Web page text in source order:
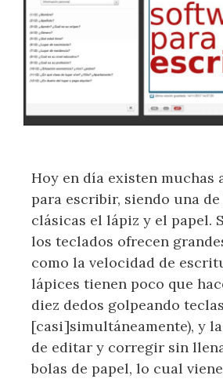
Hoy en día existen muchas
para escribir, siendo una de
clásicas el lápiz y el papel.
los teclados ofrecen
como la velocidad de
lápices tienen poco que
diez dedos golpeando teclas
[casi]simultáneamente), y
de editar y corregir sin
bolas de papel, lo cual